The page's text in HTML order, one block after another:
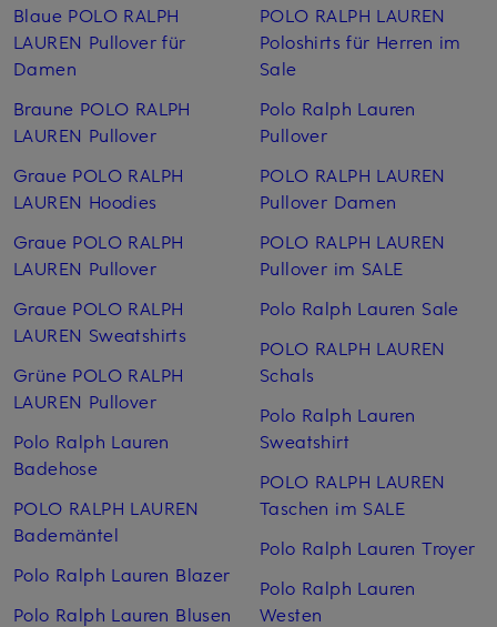
Blaue POLO RALPH
LAUREN Pullover für
Damen
Braune POLO RALPH
LAUREN Pullover
Graue POLO RALPH
LAUREN Hoodies
Graue POLO RALPH
LAUREN Pullover
Graue POLO RALPH
LAUREN Sweatshirts
Grüne POLO RALPH
LAUREN Pullover
Polo Ralph Lauren
Badehose
POLO RALPH LAUREN
Bademäntel
Polo Ralph Lauren Blazer
Polo Ralph Lauren Blusen
POLO RALPH LAUREN
Poloshirts für Herren im
Sale
Polo Ralph Lauren
Pullover
POLO RALPH LAUREN
Pullover Damen
POLO RALPH LAUREN
Pullover im SALE
Polo Ralph Lauren Sale
POLO RALPH LAUREN
Schals
Polo Ralph Lauren
Sweatshirt
POLO RALPH LAUREN
Taschen im SALE
Polo Ralph Lauren Troyer
Polo Ralph Lauren
Westen